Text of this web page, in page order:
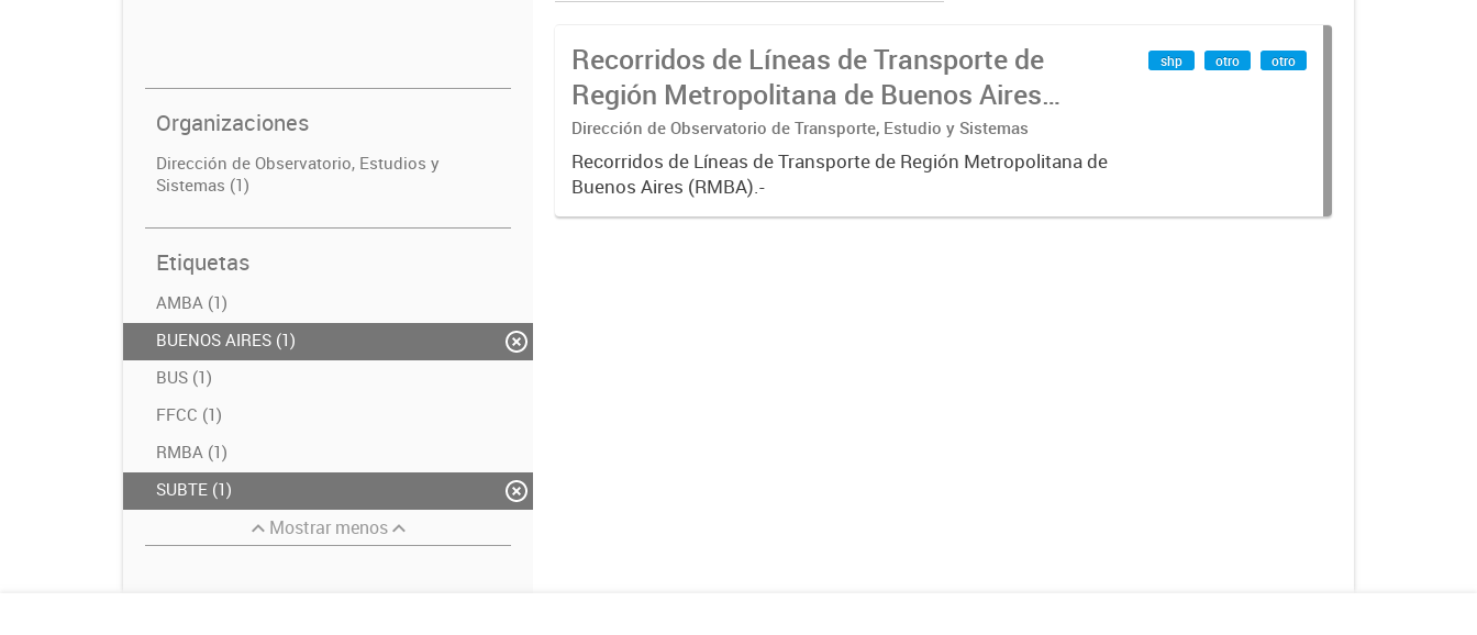
Organizaciones
Dirección de Observatorio, Estudios y
Sistemas (1)
Etiquetas
AMBA (1)
BUENOS AIRES (1)
BUS (1)
FFCC (1)
RMBA (1)
SUBTE (1)
Mostrar menos
Recorridos de Líneas de Transporte de
Región Metropolitana de Buenos Aires
(RMBA)
Dirección de Observatorio de Transporte, Estudio y Sistemas
Recorridos de Líneas de Transporte de Región Metropolitana de
Buenos Aires (RMBA).-
shp otro otro